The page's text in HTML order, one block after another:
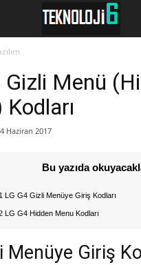
Gizli Menü
Haziran 2017
Bu yazıda
1 LG G4 Gizli Menüye Giriş Kodları
LG G4 Hidden Menu Kodları
Menüye Giriş